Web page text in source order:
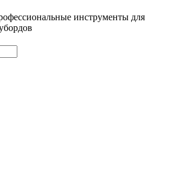
инструменты для